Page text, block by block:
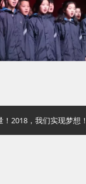
2018，我们实现梦想！